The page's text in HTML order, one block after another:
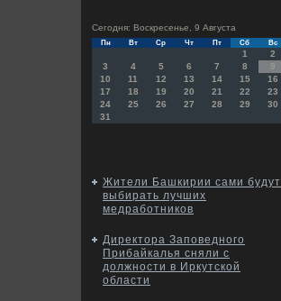
Сегодня: Воскресенье, 9 Августа
Пн Вт Ср Чт Пт Сб Вс
1
2
3
4 5 6 7 8
9
10
11 12 13 14 15
16
17
18 19 20 21 22
23
24
25 26 27 28 29
30
31
Жители Башкирии сами будут
выбирать лучших
медработников
Директора Заповедного
Прибайкалья сняли с
должности в Иркутской
области